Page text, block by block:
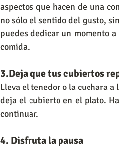
aspectos que hacen de una
no sólo el sentido del gusto,
puedes dedicar un momento
comida.
3.Deja que tus cubiertos
Lleva el tenedor o la cuchara a
deja el cubierto en el plato.
continuar.
4. Disfruta la pausa